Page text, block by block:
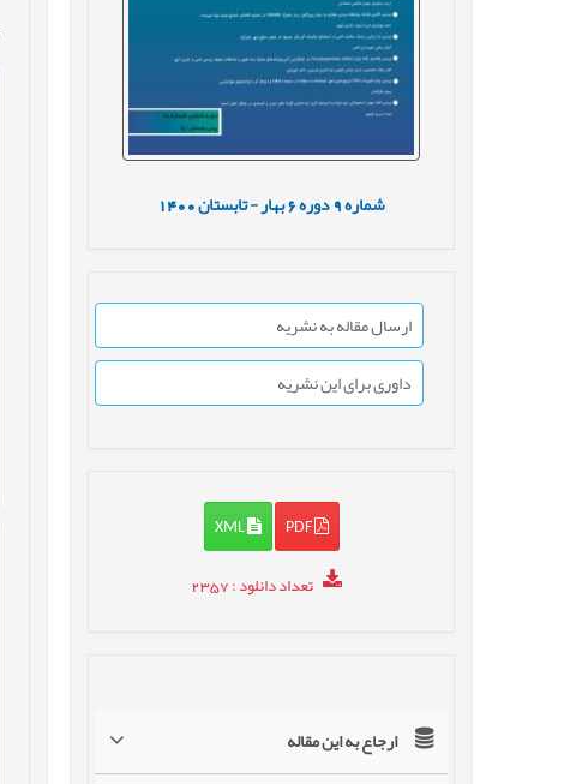
شماره دوره بهار - تابستان1400
ارسال مقاله به نشریه
داوری برای این نشریه
PDF
XML
تعداد دانلود: 2357
ارجاع به این مقاله